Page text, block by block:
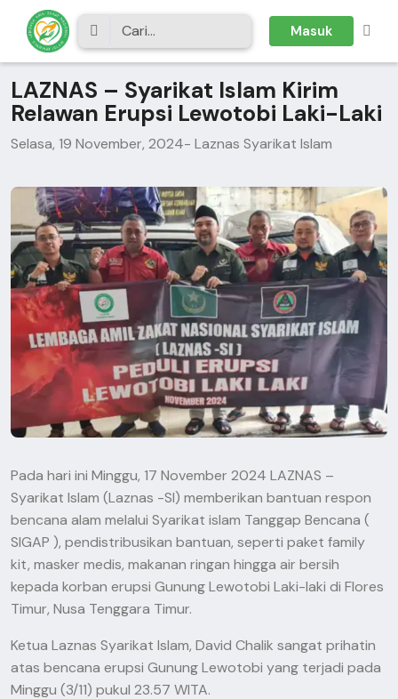
Masuk
LAZNAS – Syarikat Islam Kirim
Relawan Erupsi Lewotobi Laki-Laki
Selasa, 19 November, 2024- Laznas Syarikat Islam
Pada hari ini Minggu, 17 November 2024 LAZNAS –
Syarikat Islam (Laznas -SI) memberikan bantuan respon
bencana alam melalui Syarikat islam Tanggap Bencana (
SIGAP ), pendistribusikan bantuan, seperti paket family
kit, masker medis, makanan ringan hingga air bersih
kepada korban erupsi Gunung Lewotobi Laki-laki di Flores
Timur, Nusa Tenggara Timur.
Ketua Laznas Syarikat Islam, David Chalik sangat prihatin
atas bencana erupsi Gunung Lewotobi yang terjadi pada
Minggu (3/11) pukul 23.57 WITA.